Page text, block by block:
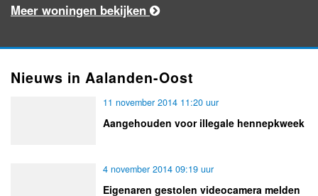
Meer woningen bekijken
Nieuws in Aalanden-Oost
11 november 2014 11:20 uur
Aangehouden voor illegale hennepkweek
4 november 2014 09:19 uur
Eigenaren gestolen videocamera melden